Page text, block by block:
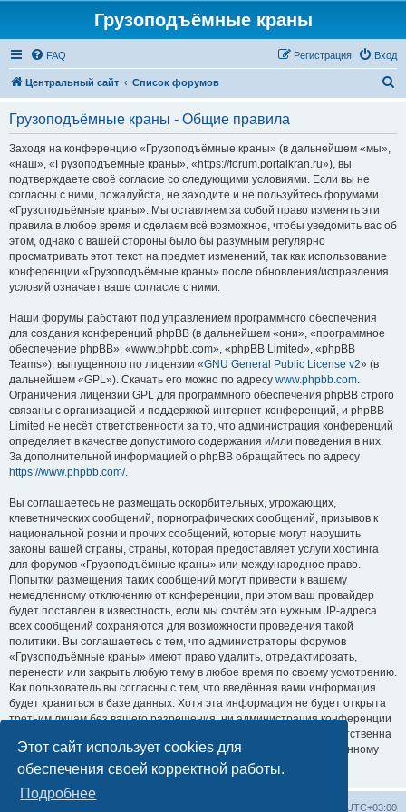
Этот сайт использует cookies для
обеспечения своей корректной работы.
Подробнее
Грузоподъёмные краны
FAQ Вход
Регистрация
Центральный сайт Список форумов
Грузоподъёмные краны - Общие правила
Заходя на конференцию «Грузоподъёмные краны» (в дальнейшем «мы»,
«наш», «Грузоподъёмные краны», «https://forum.portalkran.ru»), вы
подтверждаете своё согласие со следующими условиями. Если вы не
согласны с ними, пожалуйста, не заходите и не пользуйтесь форумами
«Грузоподъёмные краны». Мы оставляем за собой право изменять эти
правила в любое время и сделаем всё возможное, чтобы уведомить вас об
этом, однако с вашей стороны было бы разумным регулярно
просматривать этот текст на предмет изменений, так как использование
конференции «Грузоподъёмные краны» после обновления/исправления
условий означает ваше согласие с ними.
Наши форумы работают под управлением программного обеспечения
для создания конференций phpBB (в дальнейшем «они», «программное
обеспечение phpBB», «www.phpbb.com», «phpBB Limited», «phpBB
Teams»), выпущенного по лицензии «GNU General Public License v2» (в
дальнейшем «GPL»). Скачать его можно по адресу www.phpbb.com.
Ограничения лицензии GPL для программного обеспечения phpBB строго
связаны с организацией и поддержкой интернет-конференций, и phpBB
Limited не несёт ответственности за то, что администрация конференций
определяет в качестве допустимого содержания и/или поведения в них.
За дополнительной информацией о phpBB обращайтесь по адресу
https://www.phpbb.com/.
Вы соглашаетесь не размещать оскорбительных, угрожающих,
клеветнических сообщений, порнографических сообщений, призывов к
национальной розни и прочих сообщений, которые могут нарушить
законы вашей страны, страны, которая предоставляет услуги хостинга
для форумов «Грузоподъёмные краны» или международное право.
Попытки размещения таких сообщений могут привести к вашему
немедленному отключению от конференции, при этом ваш провайдер
будет поставлен в известность, если мы сочтём это нужным. IP-адреса
всех сообщений сохраняются для возможности проведения такой
политики. Вы соглашаетесь с тем, что администраторы форумов
«Грузоподъёмные краны» имеют право удалить, отредактировать,
перенести или закрыть любую тему в любое время по своему усмотрению.
Как пользователь вы согласны с тем, что введённая вами информация
будет храниться в базе данных. Хотя эта информация не будет открыта
третьим лицам без вашего разрешения, ни администрация конференции
«Грузоподъёмные краны», ни phpBB Limited не может быть ответственна
за действия хакеров, которые могут привести к несанкционированному
доступу к ней.
UTC+03:00